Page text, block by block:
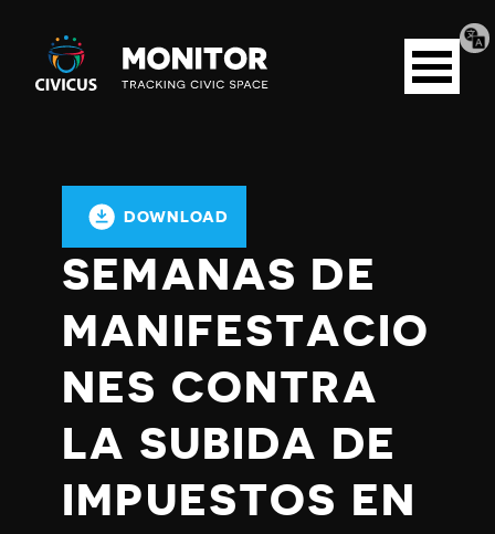
Civicus
Monitor
Open
menu
DOWNLOAD
SEMANAS DE
MANIFESTACIO
NES CONTRA
LA SUBIDA DE
IMPUESTOS EN